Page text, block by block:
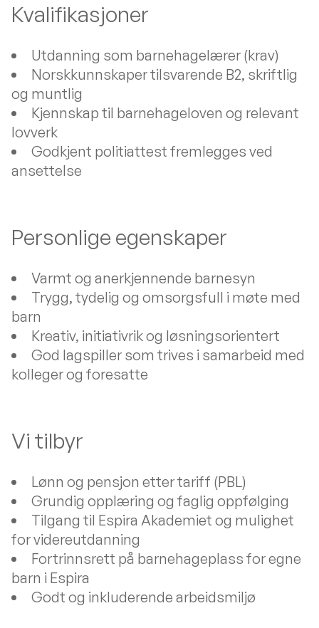
Kvalifikasjoner
Utdanning som barnehagelærer (krav)
Norskkunnskaper tilsvarende B2, skriftlig
og muntlig
Kjennskap til barnehageloven og relevant
lovverk
Godkjent politiattest fremlegges ved
ansettelse
Personlige egenskaper
Varmt og anerkjennende barnesyn
Trygg, tydelig og omsorgsfull i møte med
barn
Kreativ, initiativrik og løsningsorientert
God lagspiller som trives i samarbeid med
kolleger og foresatte
Vi tilbyr
Lønn og pensjon etter tariff (PBL)
Grundig opplæring og faglig oppfølging
Tilgang til Espira Akademiet og mulighet
for videreutdanning
Fortrinnsrett på barnehageplass for egne
barn i Espira
Godt og inkluderende arbeidsmiljø